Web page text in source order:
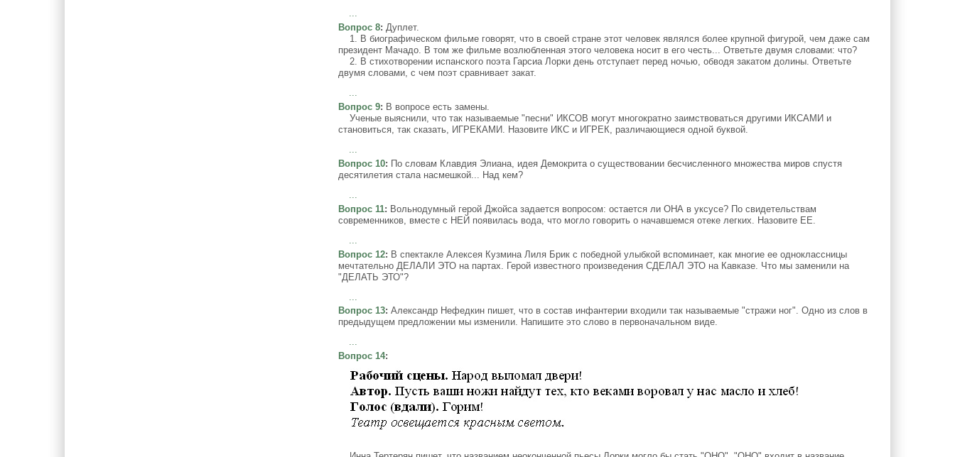
...
Вопрос 8: Дуплет.
1. В биографическом фильме говорят, что в своей стране этот человек являлся более крупной фигурой, чем даже сам
президент Мачадо. В том же фильме возлюбленная этого человека носит в его честь... Ответьте двумя словами: что?
2. В стихотворении испанского поэта Гарсиа Лорки день отступает перед ночью, обводя закатом долины. Ответьте
двумя словами, с чем поэт сравнивает закат.
...
Вопрос 9: В вопросе есть замены.
Ученые выяснили, что так называемые "песни" ИКСОВ могут многократно заимствоваться другими ИКСАМИ и
становиться, так сказать, ИГРЕКАМИ. Назовите ИКС и ИГРЕК, различающиеся одной буквой.
...
Вопрос 10: По словам Клавдия Элиана, идея Демокрита о существовании бесчисленного множества миров спустя
десятилетия стала насмешкой... Над кем?
Вопрос 11: Вольнодумный герой Джойса задается вопросом: остается ли ОНА в уксусе? По свидетельствам
современников, вместе с НЕЙ появилась вода, что могло говорить о начавшемся отеке легких. Назовите ЕЕ.
Вопрос 12: В спектакле Алексея Кузмина Лиля Брик с победной улыбкой вспоминает, как многие ее одноклассницы
мечтательно ДЕЛАЛИ ЭТО на партах. Герой известного произведения СДЕЛАЛ ЭТО на Кавказе. Что мы заменили на
"ДЕЛАТЬ ЭТО"?
Вопрос 13: Александр Нефедкин пишет, что в состав инфантерии входили так называемые "стражи ног". Одно из слов в
предыдущем предложении мы изменили. Напишите это слово в первоначальном виде.
...
Вопрос 14: